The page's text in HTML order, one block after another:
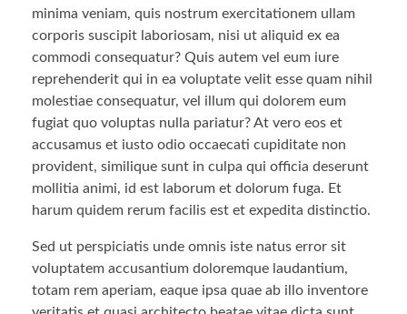
minima veniam, quis nostrum exercitationem ullam
corporis suscipit laboriosam, nisi ut aliquid ex ea
commodi consequatur? Quis autem vel eum iure
reprehenderit qui in ea voluptate velit esse quam nihil
molestiae consequatur, vel illum qui dolorem eum
fugiat quo voluptas nulla pariatur? At vero eos et
accusamus et iusto odio occaecati cupiditate non
provident, similique sunt in culpa qui officia deserunt
mollitia animi, id est laborum et dolorum fuga. Et
harum quidem rerum facilis est et expedita distinctio.
Sed ut perspiciatis unde omnis iste natus error sit
voluptatem accusantium doloremque laudantium,
totam rem aperiam, eaque ipsa quae ab illo inventore